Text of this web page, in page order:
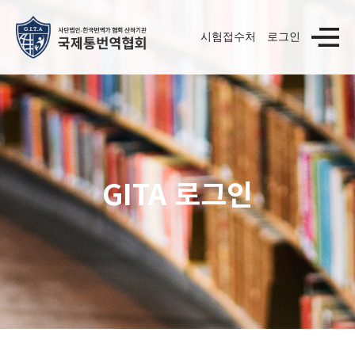
시험접수처 로그인
GITA 로그인